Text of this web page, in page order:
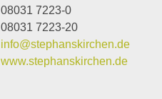
08031 7223-0
08031 7223-20
info@stephanskirchen.de
www.stephanskirchen.de